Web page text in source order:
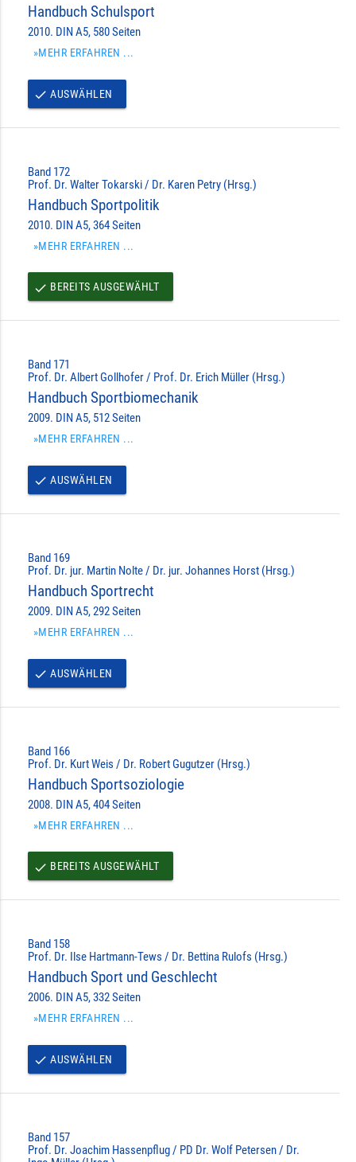
Handbuch Schulsport
2010. DIN A5, 580 Seiten
»MEHR ERFAHREN ...
done AUSWÄHLEN
Band 172
Prof. Dr. Walter Tokarski / Dr. Karen Petry (Hrsg.)
Handbuch Sportpolitik
2010. DIN A5, 364 Seiten
»MEHR ERFAHREN ...
done BEREITS AUSGEWÄHLT
Band 171
Prof. Dr. Albert Gollhofer / Prof. Dr. Erich Müller (Hrsg.)
Handbuch Sportbiomechanik
2009. DIN A5, 512 Seiten
»MEHR ERFAHREN ...
done AUSWÄHLEN
Band 169
Prof. Dr. jur. Martin Nolte / Dr. jur. Johannes Horst (Hrsg.)
Handbuch Sportrecht
2009. DIN A5, 292 Seiten
»MEHR ERFAHREN ...
done AUSWÄHLEN
Band 166
Prof. Dr. Kurt Weis / Dr. Robert Gugutzer (Hrsg.)
Handbuch Sportsoziologie
2008. DIN A5, 404 Seiten
»MEHR ERFAHREN ...
done BEREITS AUSGEWÄHLT
Band 158
Prof. Dr. Ilse Hartmann-Tews / Dr. Bettina Rulofs (Hrsg.)
Handbuch Sport und Geschlecht
2006. DIN A5, 332 Seiten
»MEHR ERFAHREN ...
done AUSWÄHLEN
Band 157
Prof. Dr. Joachim Hassenpflug / PD Dr. Wolf Petersen / Dr.